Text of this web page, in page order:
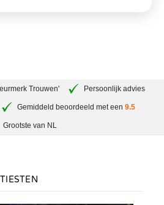
Trouwen' Persoonlijk advies
Gemiddeld beoordeeld met een 9.5
Grootste van NL